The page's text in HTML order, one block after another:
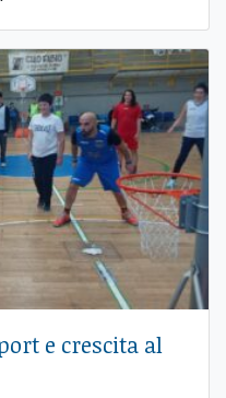
e crescita al